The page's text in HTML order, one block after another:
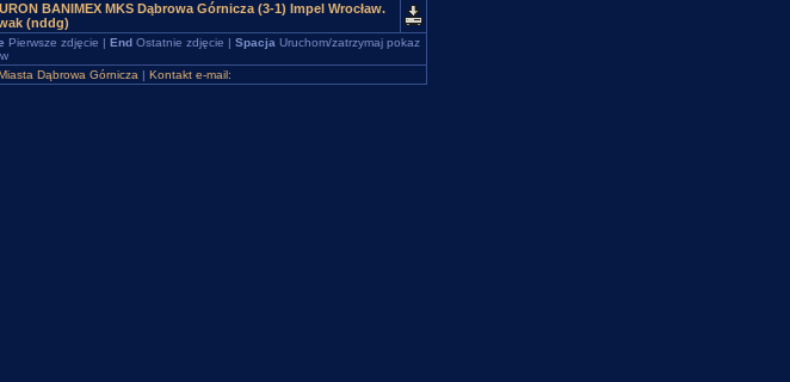
BANIMEX MKS Dąbrowa Górnicza (3-1) Impel Wrocław.
(nddg)
Pierwsze zdjęcie | EndOstatnie zdjęcie | Spacja Uruchom/zatrzymaj pokaz
Dąbrowa Górnicza | Kontakt e-mail: